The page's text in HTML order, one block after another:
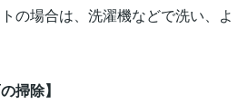
の場合は、洗濯機などで洗い、よ
掃除】